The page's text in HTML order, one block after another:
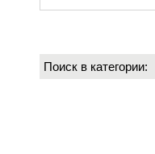
Поиск в